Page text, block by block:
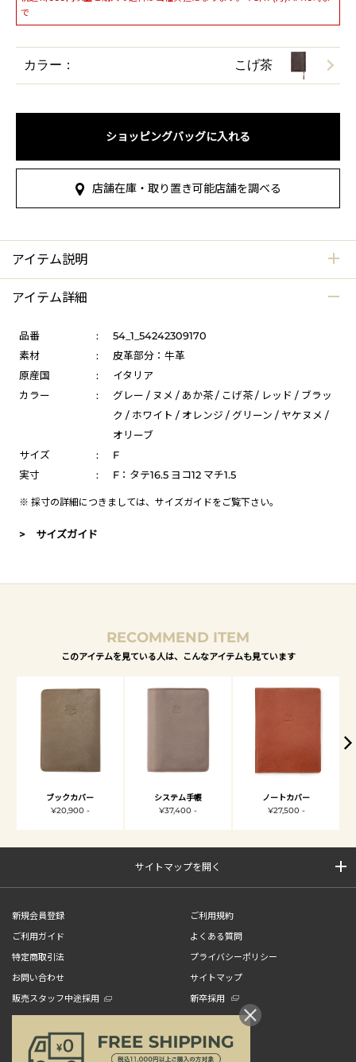
で
カラー： こげ茶
ショッピングバッグに入れる
店舗在庫・取り置き可能店舗を調べる
アイテム説明
アイテム詳細
品番 :
54_1_54242309170
素材
:
皮革部分：牛革
原産国
:
イタリア
カラー
:
グレー / ヌメ / あか茶 / こげ茶 / レッド / ブラッ
ク / ホワイト / オレンジ / グリーン / ヤケヌメ /
オリーブ
サイズ
:
F
実寸
: F：タテ16.5 ヨコ12 マチ1.5
※ 採寸の詳細につきましては、 サイズガイドをご覧下さい。
> サイズガイド
RECOMMEND ITEM
このアイテムを見ている人は、こんなアイテムも見ています
ブックカバー
¥20,900 -
システム手帳
¥37,400 -
ノートカバー
¥27,500 -
サイトマップを開く
新規会員登録
ご利用規約
ご利用ガイド
よくある質問
特定商取引法
プライバシーポリシー
お問い合わせ
サイトマップ
販売スタッフ中途採用
新卒採用